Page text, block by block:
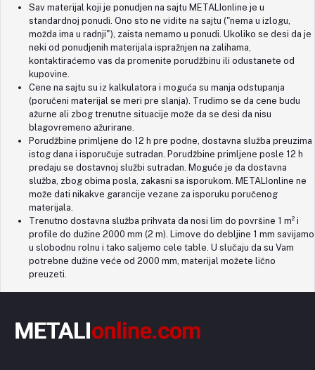
Sav materijal koji je ponudjen na sajtu METALIonline je u
standardnoj ponudi. Ono sto ne vidite na sajtu ("nema u izlogu,
možda ima u radnji"), zaista nemamo u ponudi. Ukoliko se desi da je
neki od ponudjenih materijala ispražnjen na zalihama,
kontaktiraćemo vas da promenite porudžbinu ili odustanete od
kupovine.
Cene na sajtu su iz kalkulatora i moguća su manja odstupanja
(poručeni materijal se meri pre slanja). Trudimo se da cene budu
ažurne ali zbog trenutne situacije može da se desi da nisu
blagovremeno ažurirane.
Porudžbine primljene do 12 h pre podne, dostavna služba preuzima
istog dana i isporučuje sutradan. Porudžbine primljene posle 12 h
predaju se dostavnoj službi sutradan. Moguće je da dostavna
služba, zbog obima posla, zakasni sa isporukom. METALIonline ne
može dati nikakve garancije vezane za isporuku poručenog
materijala.
Trenutno dostavna služba prihvata da nosi lim do površine 1 m² i
profile do dužine 2000 mm (2 m). Limove do debljine 1 mm savijamo
u slobodnu rolnu i tako saljemo cele table. U slučaju da su Vam
potrebne dužine veće od 2000 mm, materijal možete lično
preuzeti.